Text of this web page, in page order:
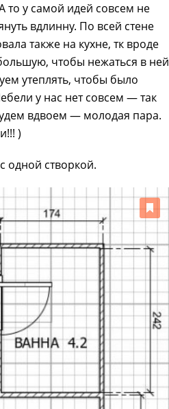
то у самой идей совсем не
вдлинну. По всей стене
также на кухне, тк вроде
чтобы нежаться в ней
утеплять, чтобы было
у нас нет совсем — так
вдвоем — молодая пара.
)
одной створкой.